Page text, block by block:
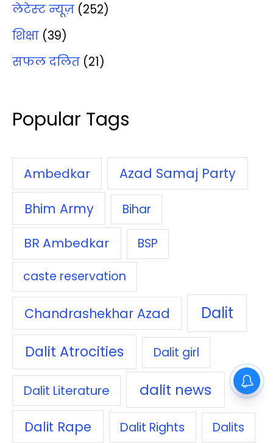
लेटेस्‍ट न्‍यूज़ (252)
शिक्षा (39)
सफल दलित (21)
Popular Tags
Ambedkar
Azad Samaj Party
Bhim Army
Bihar
BR Ambedkar
BSP
caste reservation
Chandrashekhar Azad Dalit
Dalit Atrocities Dalit girl
Dalit Literature dalit news
Dalit Rape Dalit Rights Dalits